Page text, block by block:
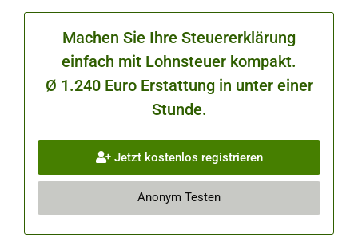
Machen Sie Ihre Steuererklärung
einfach mit Lohnsteuer kompakt.
Ø 1.240 Euro Erstattung in unter einer
Stunde.
Jetzt kostenlos registrieren
Anonym Testen